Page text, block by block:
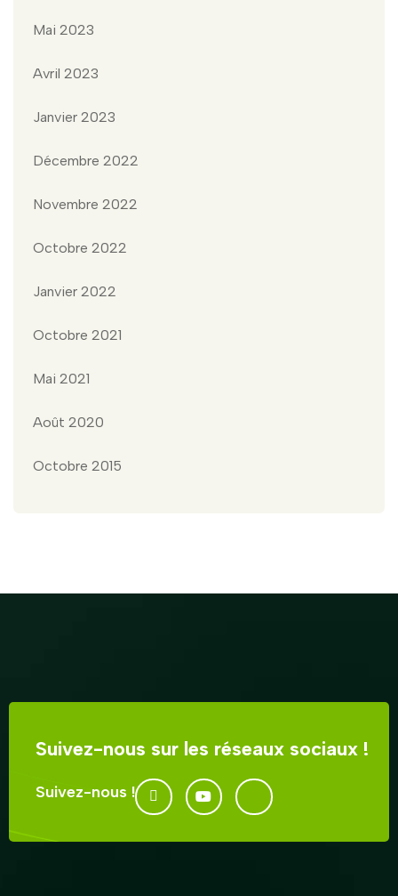
Mai 2023
Avril 2023
Janvier 2023
Décembre 2022
Novembre 2022
Octobre 2022
Janvier 2022
Octobre 2021
Mai 2021
Août 2020
Octobre 2015
Suivez-nous sur les réseaux sociaux !
Suivez-nous !